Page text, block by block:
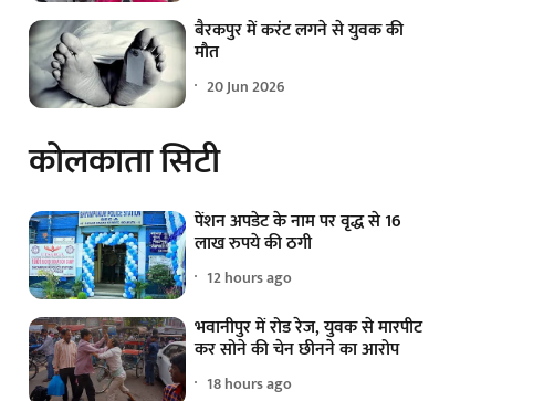
बैरकपुर में करंट लगने से युवक की
मौत
20 Jun 2026
कोलकाता सिटी
पेंशन अपडेट के नाम पर वृद्ध से 16
लाख रुपये की ठगी
12 hours ago
भवानीपुर में रोड रेज, युवक से मारपीट
कर सोने की चेन छीनने का आरोप
18 hours ago